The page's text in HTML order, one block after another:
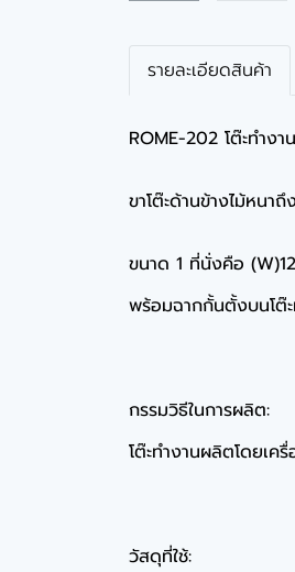
รายละเอียดสินค้า
ROME-202 โต๊ะทำ
ขาโต๊ะด้านข้างไม้หนา
ขนาด 1 ที่นั่งคือ
พร้อมฉากกั้นตั้งบนโต๊
กรรมวิธีในการผลิต:
โต๊ะทำงานผลิตโดยเค
วัสดุที่ใช้: